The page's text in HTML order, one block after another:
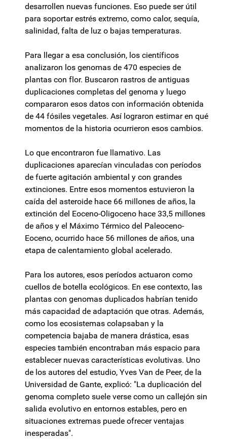
desarrollen nuevas funciones. Eso puede ser útil
para soportar estrés extremo, como calor, sequía,
salinidad, falta de luz o bajas temperaturas.
Para llegar a esa conclusión, los científicos
analizaron los genomas de 470 especies de
plantas con flor. Buscaron rastros de antiguas
duplicaciones completas del genoma y luego
compararon esos datos con información obtenida
de 44 fósiles vegetales. Así lograron estimar en qué
momentos de la historia ocurrieron esos cambios.
Lo que encontraron fue llamativo. Las
duplicaciones aparecían vinculadas con períodos
de fuerte agitación ambiental y con grandes
extinciones. Entre esos momentos estuvieron la
caída del asteroide hace 66 millones de años, la
extinción del Eoceno-Oligoceno hace 33,5 millones
de años y el Máximo Térmico del Paleoceno-
Eoceno, ocurrido hace 56 millones de años, una
etapa de calentamiento global acelerado.
Para los autores, esos períodos actuaron como
cuellos de botella ecológicos. En ese contexto, las
plantas con genomas duplicados habrían tenido
más capacidad de adaptación que otras. Además,
como los ecosistemas colapsaban y la
competencia bajaba de manera drástica, esas
especies también encontraban más espacio para
establecer nuevas características evolutivas. Uno
de los autores del estudio, Yves Van de Peer, de la
Universidad de Gante, explicó: "La duplicación del
genoma completo suele verse como un callejón sin
salida evolutivo en entornos estables, pero en
situaciones extremas puede ofrecer ventajas
inesperadas".